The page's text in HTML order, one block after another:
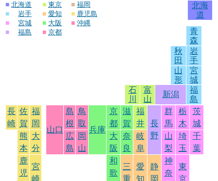
■ 北海道
■
岩手
■
宮城
■
福島
■ 東京
■ 愛知
■ 大阪
■ 京都
■ 福岡
■ 鹿児島
■ 沖縄
北海
道
青
森
秋
田
岩
手
山
形
宮
城
石
川
富
山
新潟
福
島
長
崎
佐
賀
福
岡
山口
島
根
鳥
取
兵庫
京
都
滋
賀
福
井
長
野
群
馬
栃
木
茨
城
熊
本
大
分
広
島
岡
山
大
阪
奈
良
岐
阜
山
梨
埼
玉
千
葉
鹿
児
宮
崎
和
歌
三
重
愛
知
静
岡
神
奈
東
京